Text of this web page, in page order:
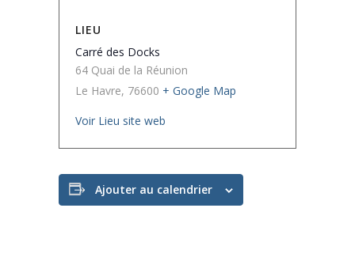
LIEU
Carré des Docks
64 Quai de la Réunion
Le Havre, 76600 + Google Map
Voir Lieu site web
Ajouter au calendrier